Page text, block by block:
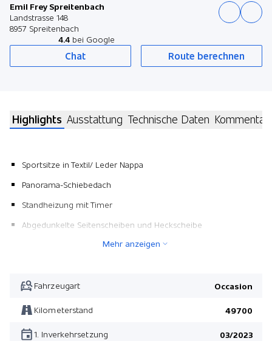
Emil Frey Spreitenbach
Landstrasse 148
8957 Spreitenbach
4.4 bei Google
Chat Route berechnen
Highlights Ausstattung Technische Daten Kommentar
Sportsitze in Textil/ Leder Nappa
Panorama-Schiebedach
Standheizung mit Timer
Abgedunkelte Seitenscheiben und Heckscheibe
360° Kamera
Pack Driver Assist
Mehr anzeigen
Fahrzeugart Occasion
Kilometerstand 49700
1. Inverkehrsetzung 03/2023